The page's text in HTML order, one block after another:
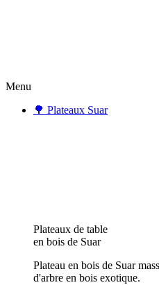
Menu
🌳 Plateaux Suar
Plateaux de table
en bois de Suar
Plateau en bois de Suar
d'arbre en bois exotique.